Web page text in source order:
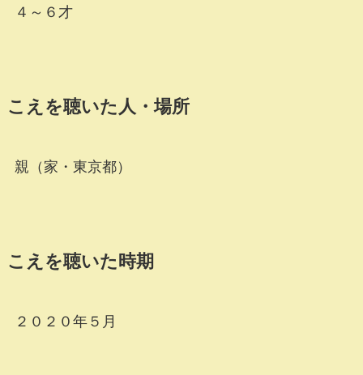
４～６才
こえを聴いた人・場所
親（家・東京都）
こえを聴いた時期
２０２０年５月